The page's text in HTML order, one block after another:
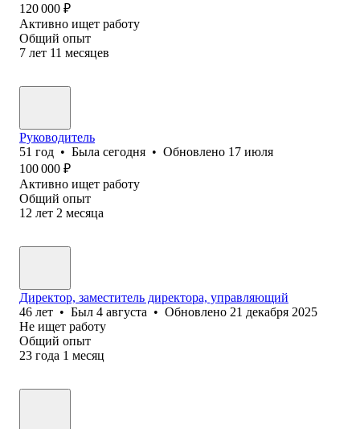
120 000 ₽
Активно ищет работу
Общий опыт
7 лет 11 месяцев
Руководитель
51 год • Была сегодня • Обновлено 17 июля
100 000 ₽
Активно ищет работу
Общий опыт
12 лет 2 месяца
Директор, заместитель директора, управляющий
46 лет • Был 4 августа • Обновлено 21 декабря 2025
Не ищет работу
Общий опыт
23 года 1 месяц